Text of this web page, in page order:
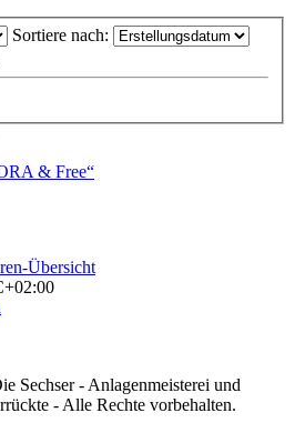
Sortiere nach:
& Free“
Übersicht
Sechser - Anlagenmeisterei und
- Alle Rechte vorbehalten.